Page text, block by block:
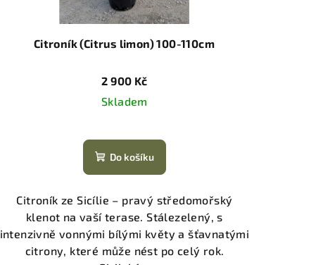
Citroník (Citrus limon) 100-110cm
2 900 Kč
Skladem
Do košíku
Citroník ze Sicílie – pravý středomořský
klenot na vaší terase. Stálezelený, s
intenzivně vonnými bílými květy a šťavnatými
citrony, které může nést po celý rok.